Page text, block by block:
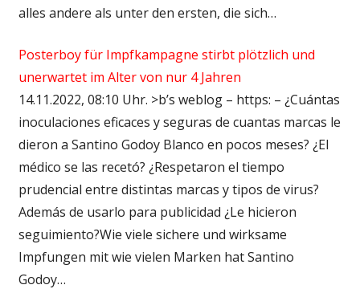
alles andere als unter den ersten, die sich…
Posterboy für Impfkampagne stirbt plötzlich und
unerwartet im Alter von nur 4 Jahren
14.11.2022, 08:10 Uhr. >b’s weblog – https: – ¿Cuántas
inoculaciones eficaces y seguras de cuantas marcas le
dieron a Santino Godoy Blanco en pocos meses? ¿El
médico se las recetó? ¿Respetaron el tiempo
prudencial entre distintas marcas y tipos de virus?
Además de usarlo para publicidad ¿Le hicieron
seguimiento?Wie viele sichere und wirksame
Impfungen mit wie vielen Marken hat Santino
Godoy…